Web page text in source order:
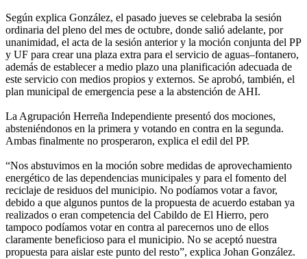
Según explica González, el pasado jueves se celebraba la sesión
ordinaria del pleno del mes de octubre, donde salió adelante, por
unanimidad, el acta de la sesión anterior y la moción conjunta del PP
y UF para crear una plaza extra para el servicio de aguas–fontanero,
además de establecer a medio plazo una planificación adecuada de
este servicio con medios propios y externos. Se aprobó, también, el
plan municipal de emergencia pese a la abstención de AHI.
La Agrupación Herreña Independiente presentó dos mociones,
absteniéndonos en la primera y votando en contra en la segunda.
Ambas finalmente no prosperaron, explica el edil del PP.
“Nos abstuvimos en la moción sobre medidas de aprovechamiento
energético de las dependencias municipales y para el fomento del
reciclaje de residuos del municipio. No podíamos votar a favor,
debido a que algunos puntos de la propuesta de acuerdo estaban ya
realizados o eran competencia del Cabildo de El Hierro, pero
tampoco podíamos votar en contra al parecernos uno de ellos
claramente beneficioso para el municipio. No se aceptó nuestra
propuesta para aislar este punto del resto”, explica Johan González.